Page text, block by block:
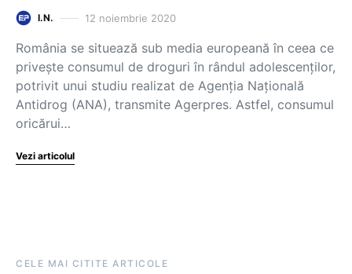
I.N. 12 noiembrie 2020
România se situează sub media europeană în ceea ce
privește consumul de droguri în rândul adolescenţilor,
potrivit unui studiu realizat de Agenţia Naţională
Antidrog (ANA), transmite Agerpres. Astfel, consumul
oricărui…
Vezi articolul
CELE MAI CITITE ARTICOLE